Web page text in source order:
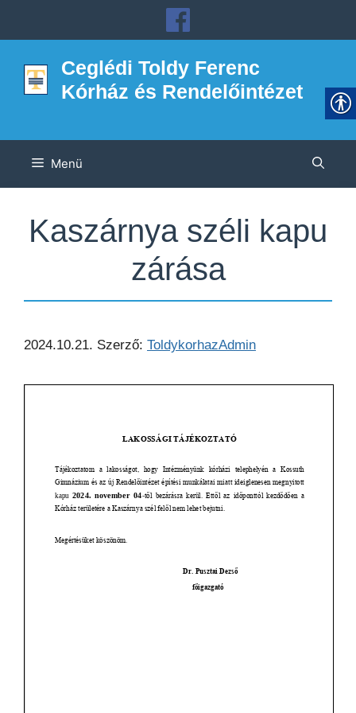
Ceglédi Toldy Ferenc
Kórház és Rendelőintézet
Menü
Kaszárnya széli kapu
zárása
2024.10.21. Szerző: ToldykorhazAdmin